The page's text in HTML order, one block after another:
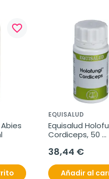
favorite_border
EQUISALUD
Equisalud
Cordiceps, 50
38,44 €
Añadir al